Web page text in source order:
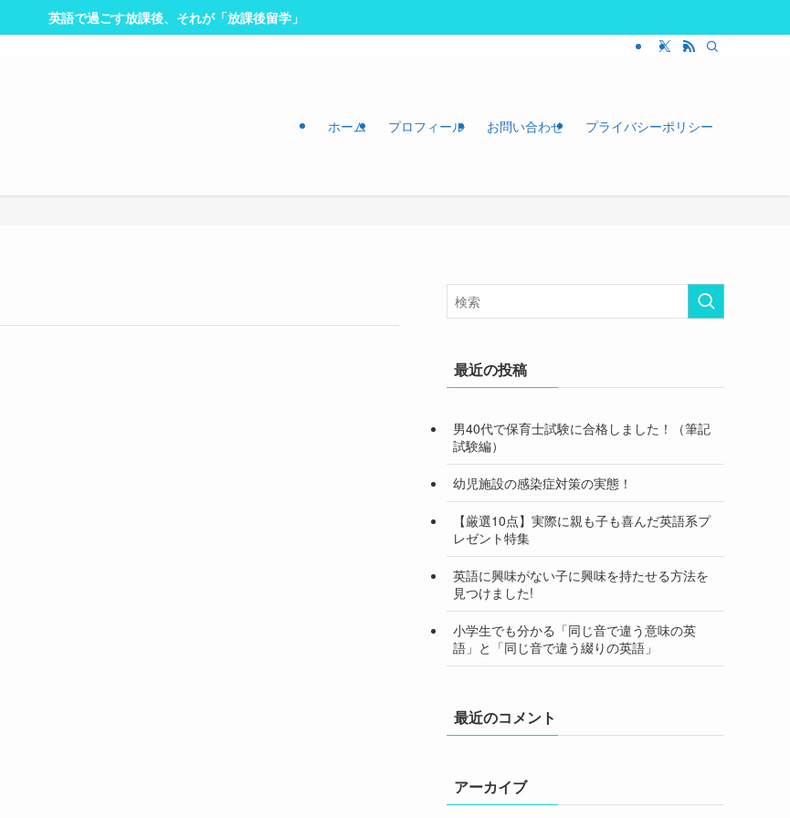
英語で過ごす放課後、それが「放課後留学」
ホーム プロフィール お問い合わせ プライバシーポリシー
最近の投稿
男40代で保育士試験に合格しました！（筆記
試験編）
幼児施設の感染症対策の実態！
【厳選10点】実際に親も子も喜んだ英語系プ
レゼント特集
英語に興味がない子に興味を持たせる方法を
見つけました!
小学生でも分かる「同じ音で違う意味の英
語」と「同じ音で違う綴りの英語」
最近のコメント
アーカイブ